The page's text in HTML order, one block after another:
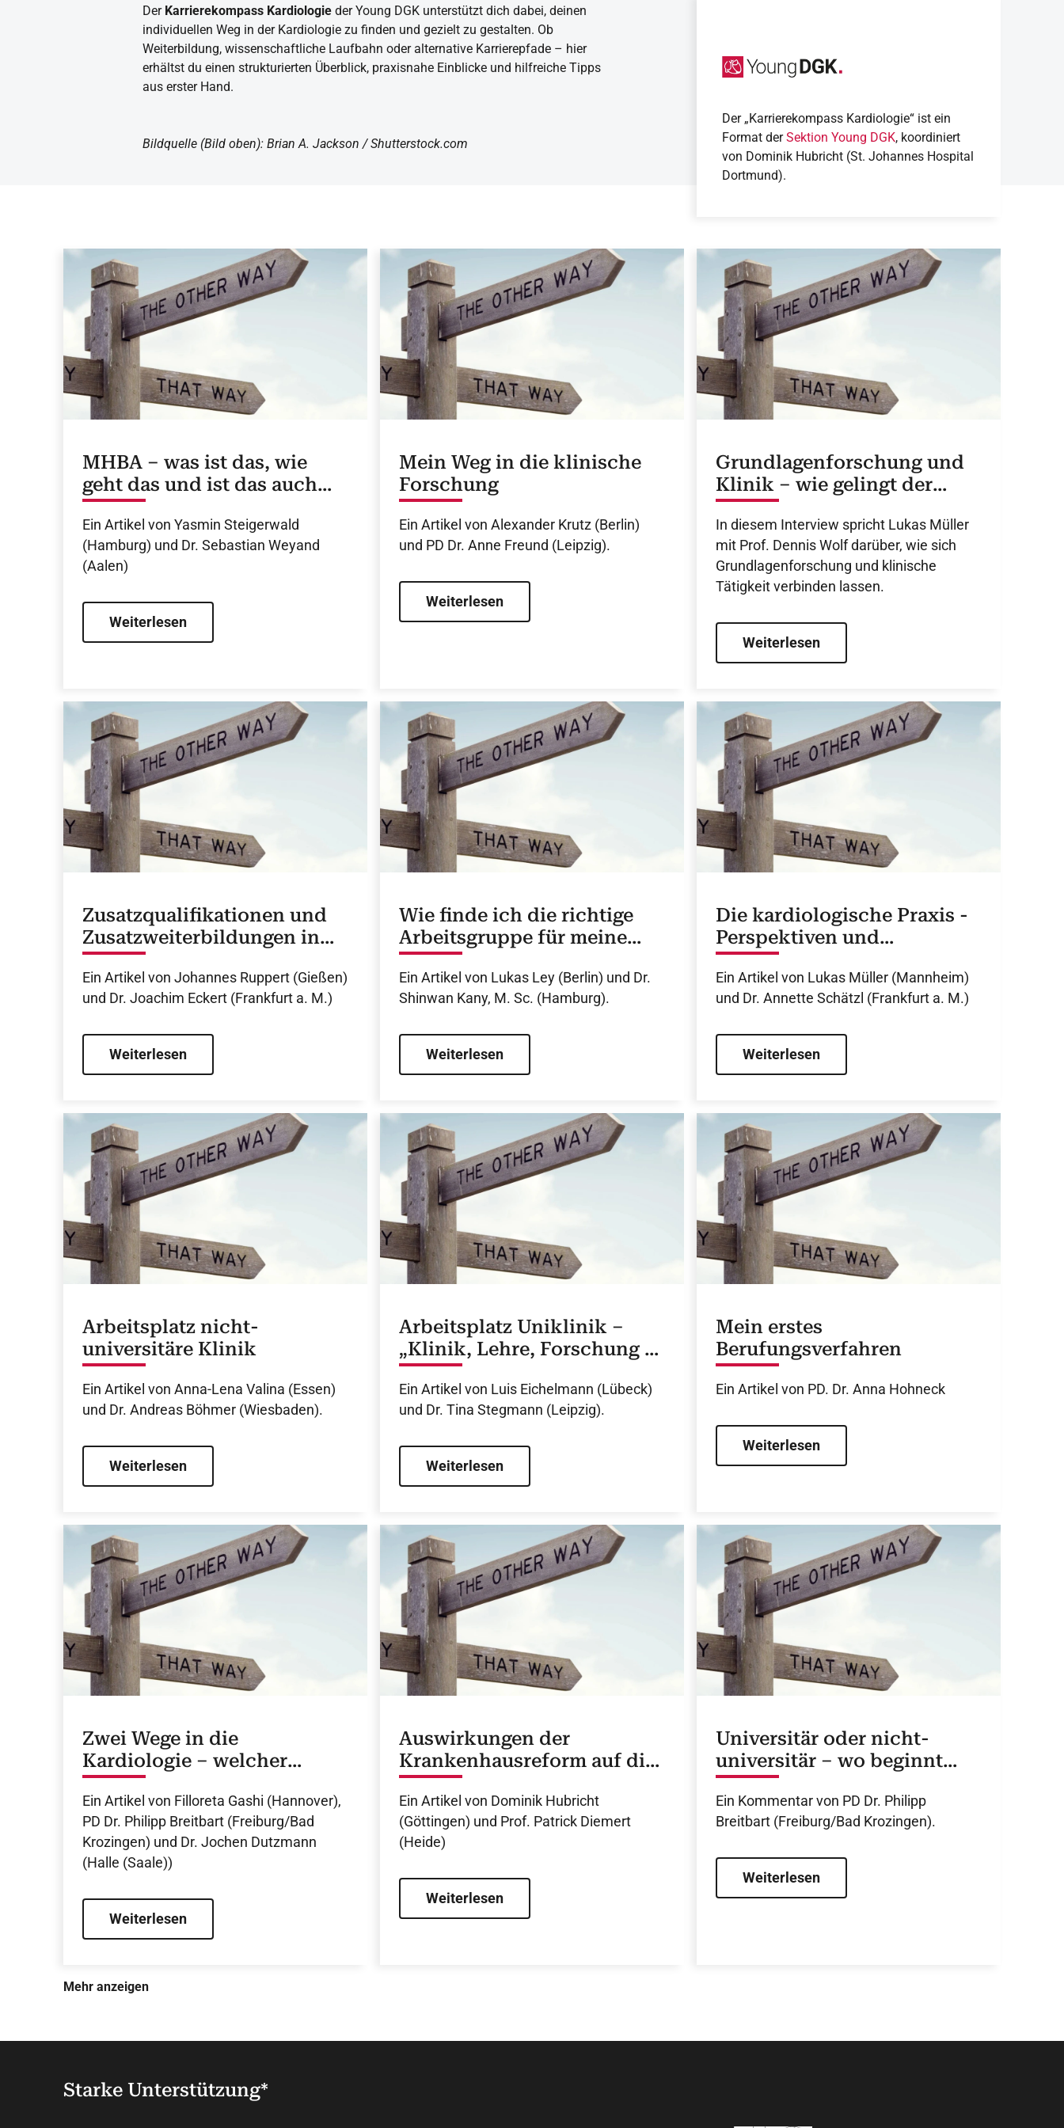
Der Karrierekompass Kardiologie der Young DGK unterstützt dich dabei, deinen
individuellen Weg in der Kardiologie zu finden und gezielt zu gestalten. Ob
Weiterbildung, wissenschaftliche Laufbahn oder alternative Karrierepfade – hier
erhältst du einen strukturierten Überblick, praxisnahe Einblicke und hilfreiche Tipps
aus erster Hand.
Bildquelle (Bild oben): Brian A. Jackson / Shutterstock.com
Der „Karrierekompass Kardiologie“ ist ein
Format derSektion Young DGK, koordiniert
von Dominik Hubricht (St. Johannes Hospital
Dortmund).
MHBA – was ist das, wie
geht das und ist das auch
für Kardiolog:innen
sinnvoll?
Ein Artikel von Yasmin Steigerwald
(Hamburg) und Dr. Sebastian Weyand
(Aalen)
Weiterlesen
Mein Weg in die klinische
Forschung
Ein Artikel von Alexander Krutz (Berlin)
und PD Dr. Anne Freund (Leipzig).
Weiterlesen
Grundlagenforschung und
Klinik – wie gelingt der
Spagat?
In diesem Interview spricht Lukas Müller
mit Prof. Dennis Wolf darüber, wie sich
Grundlagenforschung und klinische
Tätigkeit verbinden lassen.
Weiterlesen
Zusatzqualifikationen und
Zusatzweiterbildungen in
der Kardiologie
Ein Artikel von Johannes Ruppert (Gießen)
und Dr. Joachim Eckert (Frankfurt a. M.)
Weiterlesen
Wie finde ich die richtige
Arbeitsgruppe für meine
Forschung?
Ein Artikel von Lukas Ley (Berlin) und Dr.
Shinwan Kany, M. Sc. (Hamburg).
Weiterlesen
Die kardiologische Praxis -
Perspektiven und
Möglichkeiten der
kardiologischen
Weiterbildung im
Ein Artikel von Lukas Müller (Mannheim)
und Dr. Annette Schätzl (Frankfurt a. M.)
Weiterlesen
Arbeitsplatz nicht-
universitäre Klinik
Ein Artikel von Anna-Lena Valina (Essen)
und Dr. Andreas Böhmer (Wiesbaden).
Weiterlesen
Arbeitsplatz Uniklinik –
„Klinik, Lehre, Forschung –
und ein bisschen Kanada“
Ein Artikel von Luis Eichelmann (Lübeck)
und Dr. Tina Stegmann (Leipzig).
Weiterlesen
Mein erstes
Berufungsverfahren
Ein Artikel von PD. Dr. Anna Hohneck
Weiterlesen
Zwei Wege in die
Kardiologie – welcher
Facharztweg für wen?
Ein Artikel von Filloreta Gashi (Hannover),
PD Dr. Philipp Breitbart (Freiburg/Bad
Krozingen) und Dr. Jochen Dutzmann
(Halle (Saale))
Weiterlesen
Auswirkungen der
Krankenhausreform auf die
kardiologische
Weiterbildung
Ein Artikel von Dominik Hubricht
(Göttingen) und Prof. Patrick Diemert
(Heide)
Weiterlesen
Universitär oder nicht-
universitär – wo beginnt
man die kardiologische
Weiterbildung am besten?
Ein Kommentar von PD Dr. Philipp
Breitbart (Freiburg/Bad Krozingen).
Weiterlesen
Mehr anzeigen
Starke Unterstützung*